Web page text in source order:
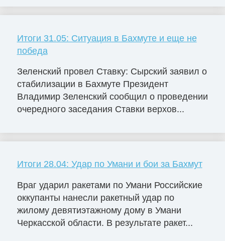
Итоги 31.05: Ситуация в Бахмуте и еще не
победа
Зеленский провел Ставку: Сырский заявил о
стабилизации в Бахмуте Президент
Владимир Зеленский сообщил о проведении
очередного заседания Ставки верхов...
Итоги 28.04: Удар по Умани и бои за Бахмут
Враг ударил ракетами по Умани Российские
оккупанты нанесли ракетный удар по
жилому девятиэтажному дому в Умани
Черкасской области. В результате ракет...